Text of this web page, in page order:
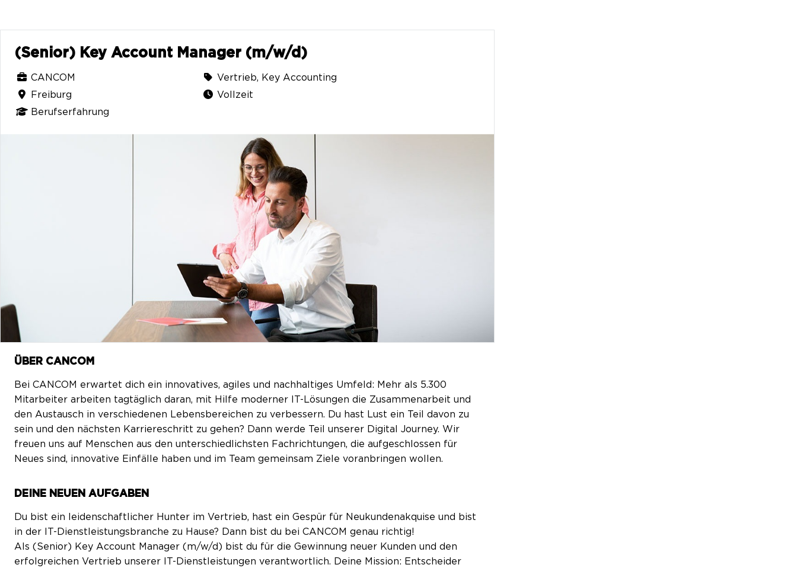
(Senior) Key Account Manager (m/w/d)
CANCOM
Freiburg
Berufserfahrung
Vertrieb, Key Accounting
Vollzeit
ÜBER CANCOM
Bei CANCOM erwartet dich ein innovatives, agiles und nachhaltiges Umfeld: Mehr als 5.300
Mitarbeiter arbeiten tagtäglich daran, mit Hilfe moderner IT-Lösungen die Zusammenarbeit und
den Austausch in verschiedenen Lebensbereichen zu verbessern. Du hast Lust ein Teil davon zu
sein und den nächsten Karriereschritt zu gehen? Dann werde Teil unserer Digital Journey. Wir
freuen uns auf Menschen aus den unterschiedlichsten Fachrichtungen, die aufgeschlossen für
Neues sind, innovative Einfälle haben und im Team gemeinsam Ziele voranbringen wollen.
DEINE NEUEN AUFGABEN
Du bist ein leidenschaftlicher Hunter im Vertrieb, hast ein Gespür für Neukundenakquise und bist
in der IT-Dienstleistungsbranche zu Hause? Dann bist du bei CANCOM genau richtig!
Als (Senior) Key Account Manager (m/w/d) bist du für die Gewinnung neuer Kunden und den
erfolgreichen Vertrieb unserer IT-Dienstleistungen verantwortlich. Deine Mission: Entscheider